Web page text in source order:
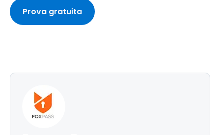
Prova gratuita